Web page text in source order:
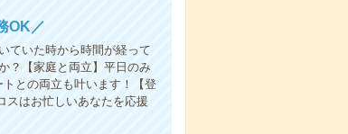
OK／
ていた時から時間が経って
？【家庭と両立】平日のみ
との両立も叶います！【登
スはお忙しいあなたを応援